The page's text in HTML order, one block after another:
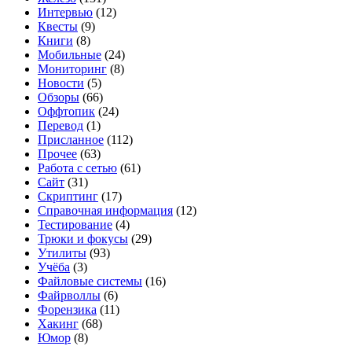
Интервью (12)
Квесты (9)
Книги (8)
Мобильные (24)
Мониторинг (8)
Новости (5)
Обзоры (66)
Оффтопик (24)
Перевод (1)
Присланное (112)
Прочее (63)
Работа с сетью (61)
Сайт (31)
Скриптинг (17)
Справочная информация (12)
Тестирование (4)
Трюки и фокусы (29)
Утилиты (93)
Учёба (3)
Файловые системы (16)
Файрволлы (6)
Форензика (11)
Хакинг (68)
Юмор (8)